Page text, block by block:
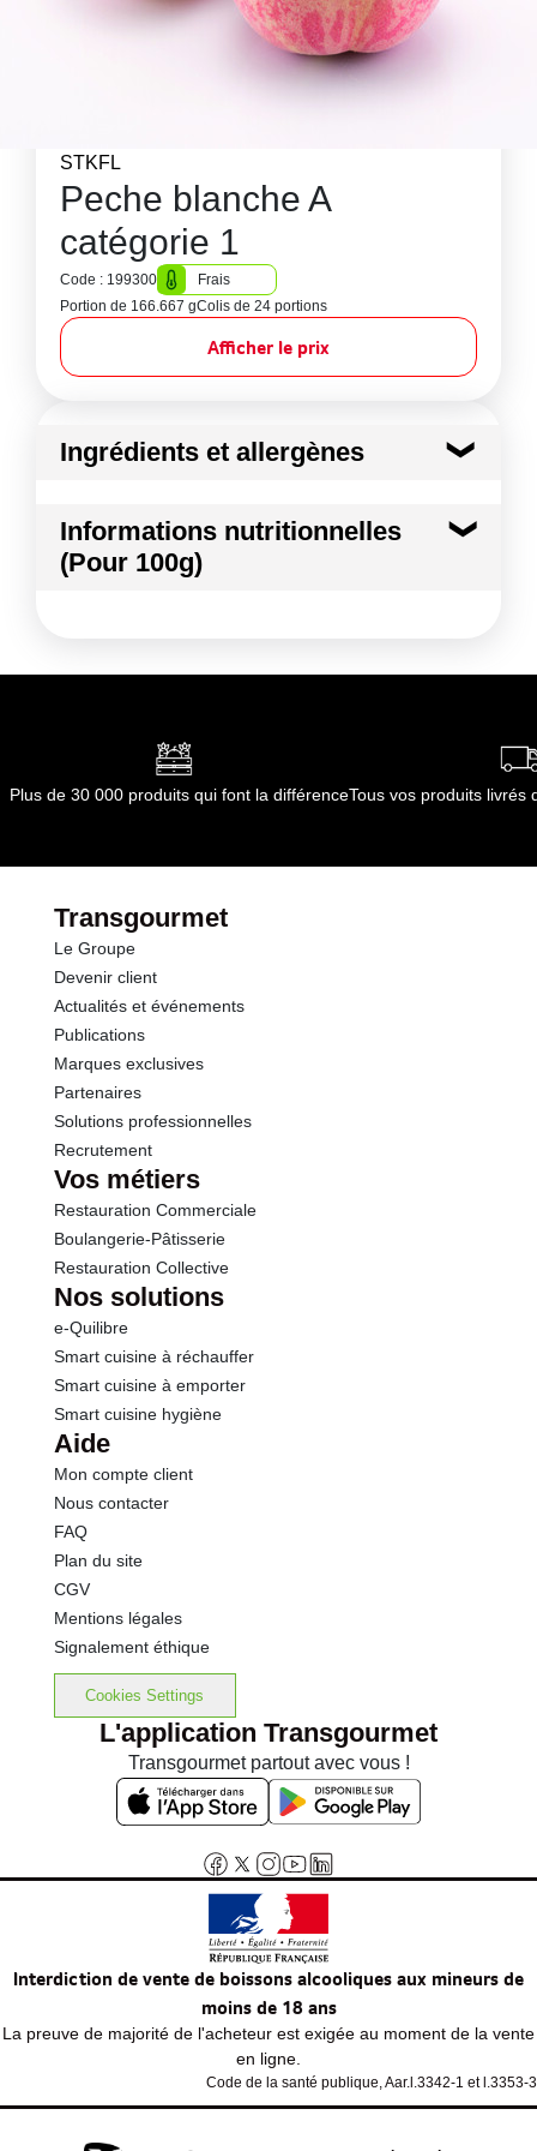
STKFL
Peche blanche A
catégorie 1
Code : 199300
Frais
Portion de 166.667 gColis de 24 portions
Afficher le prix
Ingrédients et allergènes
PECHE BLANCHE
Conformément aux informations transmises
Informations nutritionnelles
(Pour 100g)
Kilojoules 180 kj
dont Acides gras saturés 0.03 g
dont Sucres
Fibres
Protéines
Sel
Calcium
Plus de 30 000 produits qui font la différenceTous vos produits livrés
Transgourmet
Le Groupe
Devenir client
Actualités et événements
Publications
Marques exclusives
Partenaires
Solutions professionnelles
Recrutement
Vos métiers
Restauration Commerciale
Boulangerie-Pâtisserie
Restauration Collective
Nos solutions
e-Quilibre
Smart cuisine à réchauffer
Smart cuisine à emporter
Smart cuisine hygiène
Aide
Mon compte client
Nous contacter
FAQ
Plan du site
CGV
Mentions légales
Signalement éthique
Cookies Settings
L'application Transgourmet
Transgourmet partout avec vous !
Interdiction de vente de boissons alcooliques aux mineurs de
moins de 18 ans
La preuve de majorité de l'acheteur est exigée au moment de la vente
en ligne.
Code de la santé publique, Aar.l.3342-1 et l.3353-3